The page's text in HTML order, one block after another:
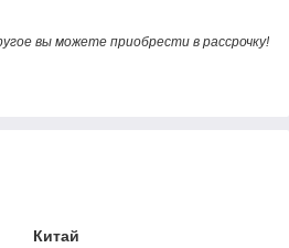
вы можете приобрести в рассрочку!
Китай